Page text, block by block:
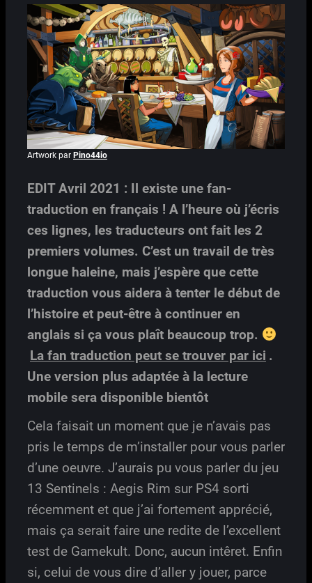
Artwork par Pino44io
EDIT Avril 2021 : Il existe une fan-
traduction en français ! A l’heure où j’écris
ces lignes, les traducteurs ont fait les 2
premiers volumes. C’est un travail de très
longue haleine, mais j’espère que cette
traduction vous aidera à tenter le début de
l’histoire et peut-être à continuer en
anglais si ça vous plaît beaucoup trop.
La fan traduction peut se trouver par ici .
Une version plus adaptée à la lecture
mobile sera disponible bientôt
Cela faisait un moment que je n’avais pas
pris le temps de m’installer pour vous parler
d’une oeuvre. J’aurais pu vous parler du jeu
13 Sentinels : Aegis Rim sur PS4 sorti
récemment et que j’ai fortement apprécié,
mais ça serait faire une redite de l’excellent
test de Gamekult. Donc, aucun intêret. Enfin
si, celui de vous dire d’aller y jouer, parce